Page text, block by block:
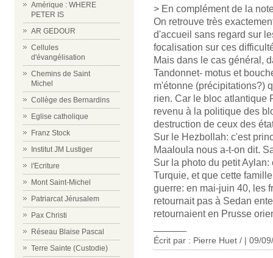
Amérique : WHERE
PETER IS
AR GEDOUR
Cellules
d'évangélisation
Chemins de Saint
Michel
Collège des Bernardins
Eglise catholique
Franz Stock
Institut JM Lustiger
l'Ecriture
Mont Saint-Michel
Patriarcat Jérusalem
Pax Christi
Réseau Blaise Pascal
Terre Sainte (Custodie)
> En complément de la
On retrouve très
d'accueil sans regard sur
focalisation sur ces
Mais dans le cas général,
Tandonnet- motus et
m'étonne (précipitations?)
rien. Car le bloc atlantique
revenu à la politique des
destruction de ceux des
Sur le Hezbollah: c'est
Maaloula nous a-t-on dit.
Sur la photo du petit
Turquie, et que cette
guerre: en mai-juin 40, les
retournait pas à Sedan
retournaient en Prusse
Écrit par : Pierre Huet / | 09/